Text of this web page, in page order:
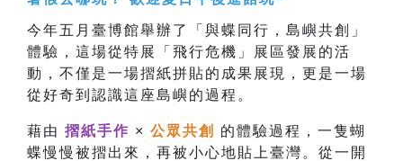
今年五月臺博館舉辦了「與蝶同行，島嶼共創」
體驗，這場從特展「飛行危機」展區發展的活
動，不僅是一場摺紙拼貼的成果展現，更是一場
從好奇到認識這座島嶼的過程。
藉由 摺紙手作 × 公眾共創 的體驗過程，一隻蝴
蝶慢慢被摺出來，再被小心地貼上臺灣。從一開